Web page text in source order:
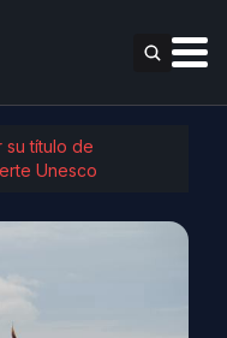
título de
Unesco